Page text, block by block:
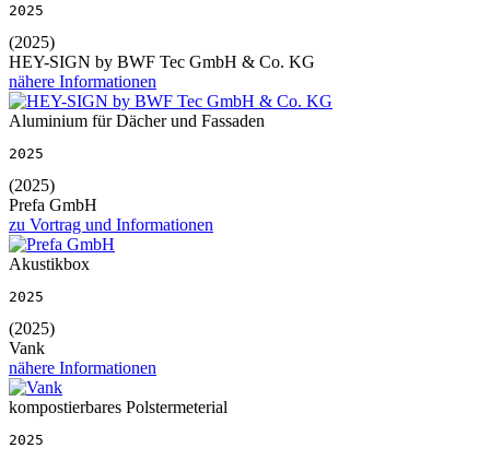
2025
(2025)
HEY-SIGN by BWF Tec GmbH & Co. KG
nähere Informationen
Aluminium für Dächer und Fassaden
2025
(2025)
Prefa GmbH
zu Vortrag und Informationen
Akustikbox
2025
(2025)
Vank
nähere Informationen
kompostierbares Polstermeterial
2025